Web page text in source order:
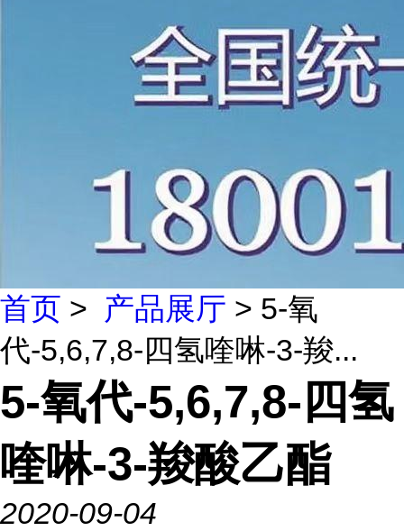
首页 > 产品展厅 > 5-氧
代-5,6,7,8-四氢喹啉-3-羧...
5-氧代-5,6,7,8-四氢
喹啉-3-羧酸乙酯
2020-09-04